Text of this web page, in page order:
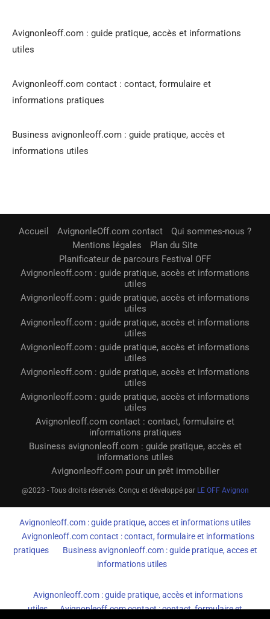
Avignonleoff.com : guide pratique, accès et informations
utiles
Avignonleoff.com contact : contact, formulaire et
informations pratiques
Business avignonleoff.com : guide pratique, accès et
informations utiles
Accueil AvignonleOff.com contact
Qui sommes-nous ?
Mentions légales
Plan du Site
Planificateur de parcours Festival OFF
Avignonleoff.com : guide pratique, accès et informations
utiles
Avignonleoff.com : guide pratique, accès et informations
utiles
Avignonleoff.com : guide pratique, accès et informations
utiles
Avignonleoff.com : guide pratique, accès et informations
utiles
Avignonleoff.com : guide pratique, accès et informations
utiles
Avignonleoff.com : guide pratique, accès et informations
utiles
Avignonleoff.com contact : contact, formulaire et
informations pratiques
Business avignonleoff.com : guide pratique, accès et
informations utiles
Avignonleoff.com pour un prêt immobilier
@2023 - Tous droits réservés. Conçu et développé par LE OFF Avignon
Avignonleoff.com : guide pratique, acces et informations utiles
Avignonleoff.com contact : contact, formulaire et informations
pratiques
Business avignonleoff.com : guide pratique, acces et
informations utiles
Avignonleoff.com : guide pratique, accès et informations
utiles
Avignonleoff.com contact : contact, formulaire et